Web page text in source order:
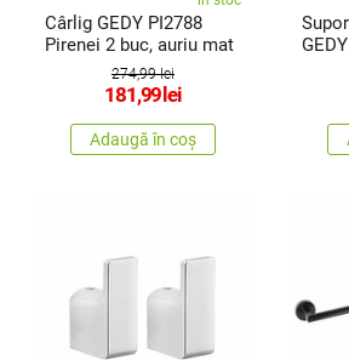
Cârlig GEDY PI2788
Pirenei 2 buc, auriu mat
274,99 lei
181,99 lei
Adaugă în coș